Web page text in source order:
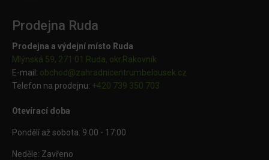
Prodejna Ruda
Prodejna a výdejní místo Ruda
Mlýnská 59, 271 01 Ruda, okr.Rakovník
E-mail: obchod@zahradnicentrumbelousek.cz
Telefon na prodejnu: +420 739 350 703
Otevírací doba
Pondělí až sobota: 9:00 - 17:00
Neděle: Zavřeno